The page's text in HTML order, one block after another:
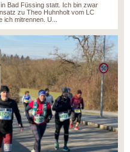
Bad Füssing statt. Ich bin zwar
zu Theo Huhnholt vom LC
mitrennen. U...